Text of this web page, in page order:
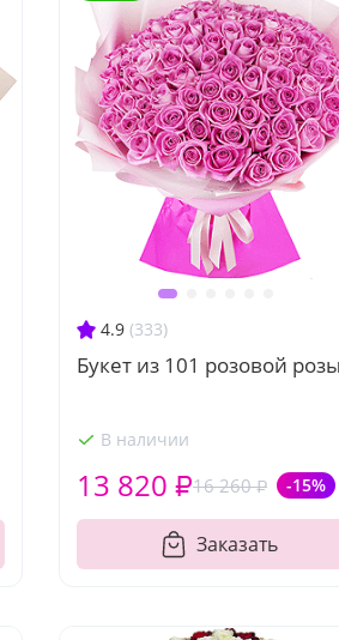
4.9 (333)
Букет из 101 розовой розы
В наличии
16 260 ₽ -15%
13 820 ₽
Заказать